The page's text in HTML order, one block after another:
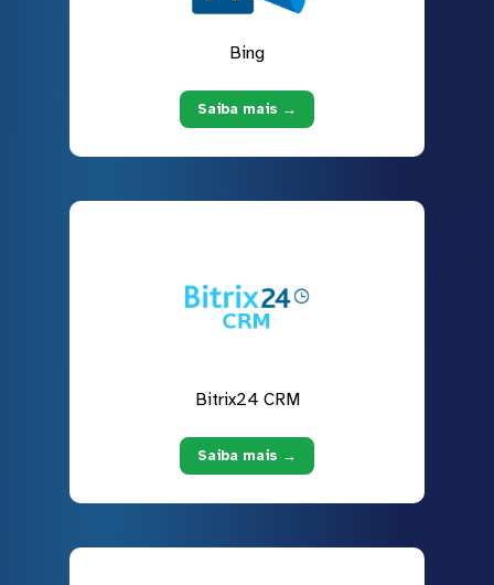
Bing
Saiba mais →
Bitrix24 CRM
Saiba mais →